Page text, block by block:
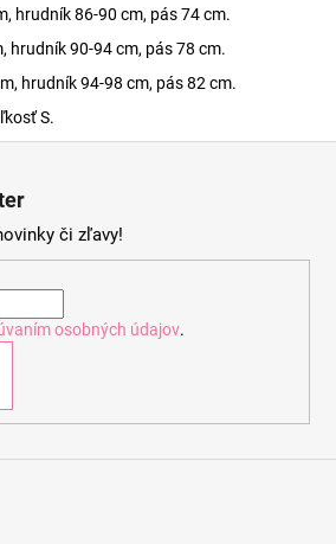
hrudník 86-90 cm, pás 74 cm.
hrudník 90-94 cm, pás 78 cm.
hrudník 94-98 cm, pás 82 cm.
S.
či zľavy!
osobných údajov.